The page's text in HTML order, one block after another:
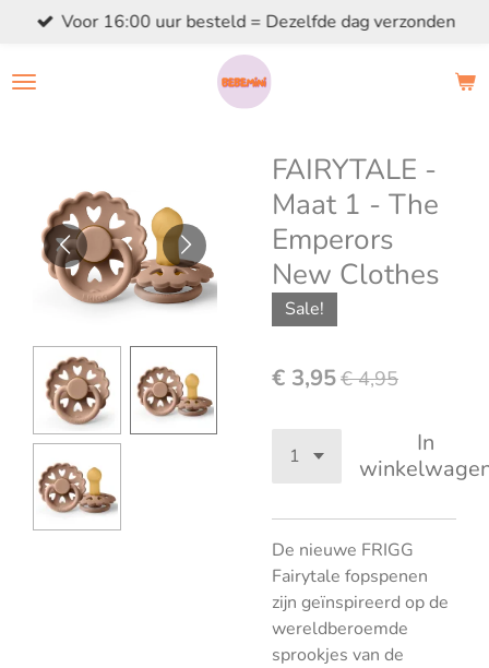
naar
Voor 16:00 uur besteld = Dezelfde dag verzonden
FAIRYTALE -
Maat 1 - The
Emperors
New Clothes
Sale!
€ 3,95€ 4,95
In
De nieuwe FRIGG
Fairytale fopspenen
zijn geïnspireerd op de
wereldberoemde
sprookjes van de